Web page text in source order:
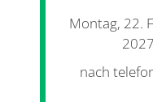
Montag, 22.
nach